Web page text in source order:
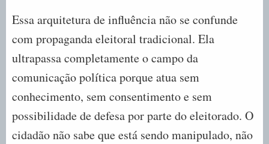
Essa arquitetura de influência não se confunde
com propaganda eleitoral tradicional. Ela
ultrapassa completamente o campo da
comunicação política porque atua sem
conhecimento, sem consentimento e sem
possibilidade de defesa por parte do eleitorado. O
cidadão não sabe que está sendo manipulado, não